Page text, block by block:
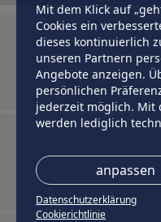
Mit dem Klick auf
Cookies ein
dieses kontinuierlich
unseren Partnern
Angebote anzeigen.
persönlichen
jederzeit möglich. Mit
werden lediglich
anpassen
Datenschutzerklärung
Cookierichtlinie